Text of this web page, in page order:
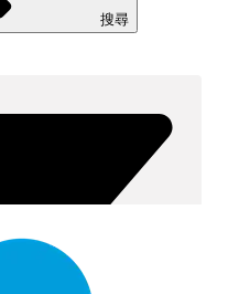
搜尋